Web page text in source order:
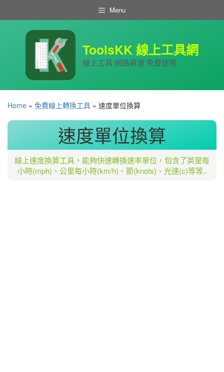
Menu
ToolsKK 線上工具網
線上工具 網路資源 免費使用
Home » 免費線上轉換工具 » 速度單位換算
速度單位換算
線上速度換算工具，能夠快速轉換速率單位，包含了英里每
小時(mph)、公里每小時(km/h)、節(knots)、光速(c)等等..